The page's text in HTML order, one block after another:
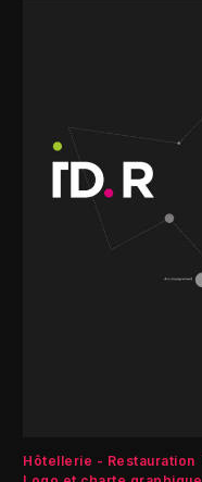
Hôtellerie - Restauration